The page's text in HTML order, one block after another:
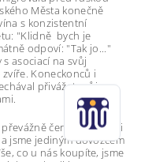
Města konečně
s konzistentní
"Klidně bych je
odpoví: "Tak jo..."
asociací na svůj
Koneckonců i
přivážet svůj
zebrami.
červených (ale i
jsme jediným dovozcem
co u nás koupíte, jsme